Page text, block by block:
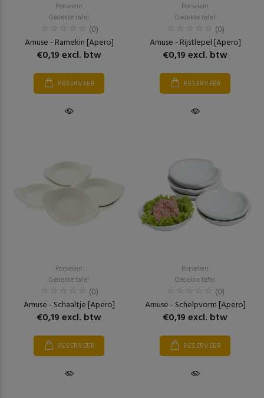
Porselein
Gedekte tafel
(0)
Amuse - Ramekin [Apero]
€0,19 excl. btw
RESERVEER
Porselein
Gedekte tafel
(0)
Amuse - Rijstlepel [Apero]
€0,19 excl. btw
RESERVEER
Porselein
Gedekte tafel
(0)
Amuse - Schaaltje [Apero]
€0,19 excl. btw
RESERVEER
Porselein
Gedekte tafel
(0)
Amuse - Schelpvorm [Apero]
€0,19 excl. btw
RESERVEER